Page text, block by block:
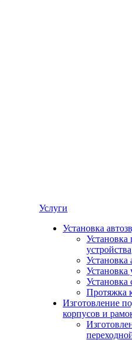
Услуги
Установка
Установка
устройства
Установка
Установка
Установка
Протяжка
Изготовление
корпусов и